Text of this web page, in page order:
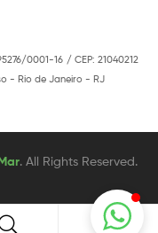
0001-16 / CEP: 21040212
- Rio de Janeiro - RJ
. All Rights Reserved.
0